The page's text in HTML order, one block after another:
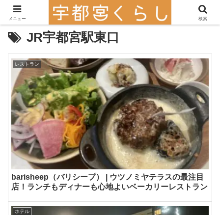
JR宇都宮駅東口
レストラン
barisheep（バリシープ） | ウツノミヤテラスの最注目
店！ランチもディナーも心地よいベーカリーレストラン
ホテル
メニュー 検索